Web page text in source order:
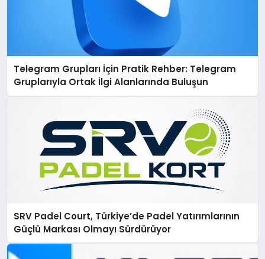
Telegram Grupları İçin Pratik Rehber: Telegram
Gruplarıyla Ortak İlgi Alanlarında Buluşun
SRV Padel Court, Türkiye’de Padel Yatırımlarının
Güçlü Markası Olmayı Sürdürüyor